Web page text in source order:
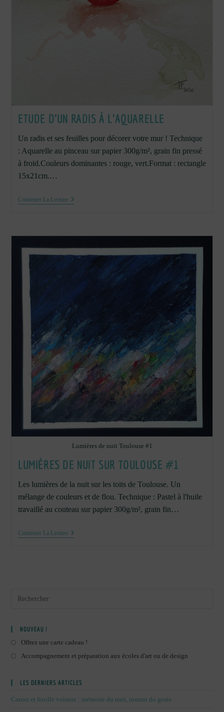
ETUDE D’UN RADIS À L’AQUARELLE
Un radis et ses feuilles pour décorer votre mur ! Technique
: Aquarelle au pinceau sur papier 300g/m², grain fin pressé
à froid.Couleurs dominantes : rouge, vert.Format : rectangle
15x21cm.…
Continuer La LectureEtude
Lumières de nuit Toulouse #1
LUMIÈRES DE NUIT SUR TOULOUSE #1
Les lumières de la nuit sur les toits de Toulouse. Un
mélange de couleurs et de flou. Technique : Pastel à l'huile
travaillé au couteau sur papier 300g/m², grain fin…
Continuer La LectureLumières
NOUVEAU !
Offrez une carte cadeau !
Accompagnement et préparation aux écoles d'art ou de design
LES DERNIERS ARTICLES
Carnet et feuille volante : mémoire du trait, instant du geste.